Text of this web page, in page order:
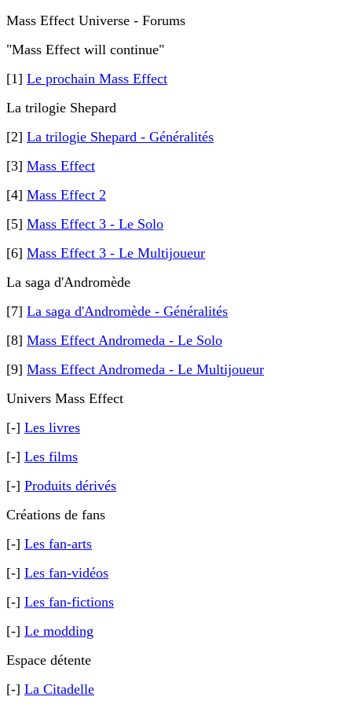
Mass Effect Universe - Forums
"Mass Effect will continue"
[1] Le prochain Mass Effect
La trilogie Shepard
[2] La trilogie Shepard - Généralités
[3] Mass Effect
[4] Mass Effect 2
[5] Mass Effect 3 - Le Solo
[6] Mass Effect 3 - Le Multijoueur
La saga d'Andromède
[7] La saga d'Andromède - Généralités
[8] Mass Effect Andromeda - Le Solo
[9] Mass Effect Andromeda - Le Multijoueur
Univers Mass Effect
[-] Les livres
[-] Les films
[-] Produits dérivés
Créations de fans
[-] Les fan-arts
[-] Les fan-vidéos
[-] Les fan-fictions
[-] Le modding
Espace détente
[-] La Citadelle